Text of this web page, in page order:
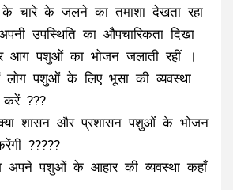
चारे के जलने का तमाशा देखता रहा
उपस्थिति का औपचारिकता दिखा
आग पशुओं का भोजन जलाती रहीं ।
पशुओं के लिए भूसा की व्यवस्था
???
शासन और प्रशासन पशुओं के भोजन
?????
अपने पशुओं के आहार की व्यवस्था कहाँ